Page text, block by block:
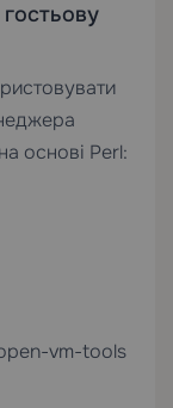
основі Perl:
vm-tools